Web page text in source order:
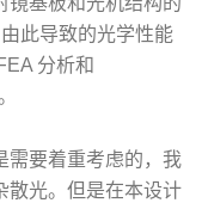
此导致的光学性能
分析和
需要着重考虑的，我
散光。但是在本设计